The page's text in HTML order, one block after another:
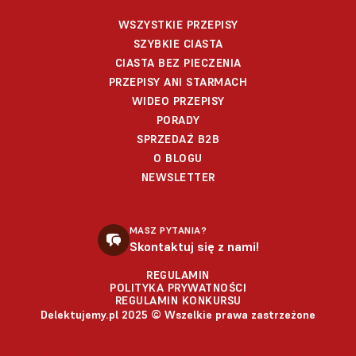
WSZYSTKIE PRZEPISY
SZYBKIE CIASTA
CIASTA BEZ PIECZENIA
PRZEPISY ANI STARMACH
WIDEO PRZEPISY
PORADY
SPRZEDAŻ B2B
O BLOGU
NEWSLETTER
MASZ PYTANIA?
Skontaktuj się z nami!
REGULAMIN
POLITYKA PRYWATNOŚCI
REGULAMIN KONKURSU
Delektujemy.pl 2025 © Wszelkie prawa zastrzeżone